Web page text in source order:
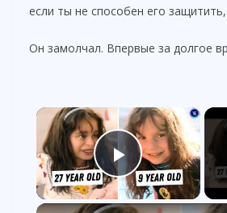
если ты не способен его
Он замолчал. Впервые за долгое
×
Play